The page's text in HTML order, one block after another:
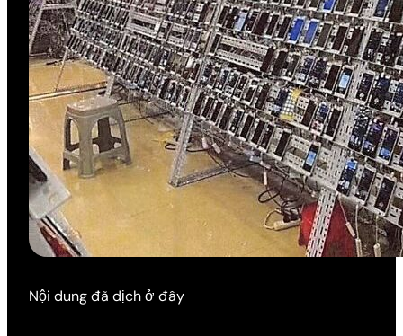
Nội dung đã dịch ở đây